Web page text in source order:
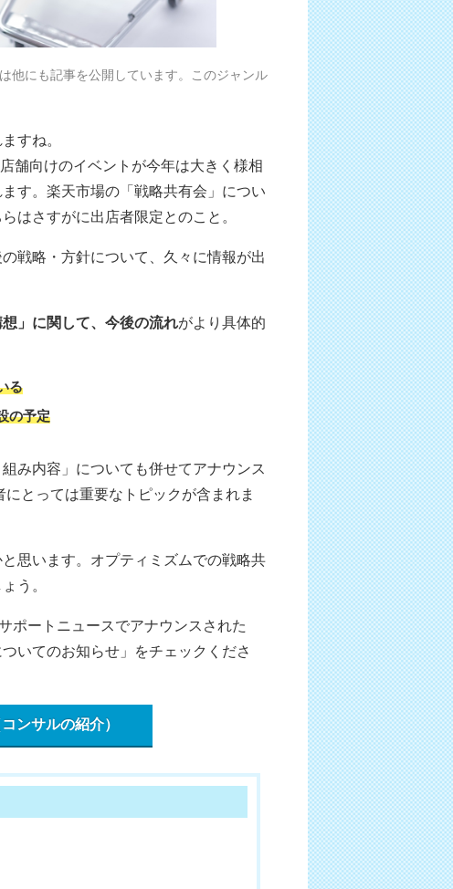
他にも記事を公開しています。このジャンル
すね。
舗向けのイベントが今年は大きく様相
す。楽天市場の「戦略共有会」につい
はさすがに出店者限定とのこと。
戦略・方針について、久々に情報が出
」に関して、今後の流れがより具体的
る
の予定
み内容」についても併せてアナウンス
にとっては重要なトピックが含まれま
思います。オプティミズムでの戦略共
う。
ポートニュースでアナウンスされた
いてのお知らせ」をチェックくださ
ンサルの紹介）